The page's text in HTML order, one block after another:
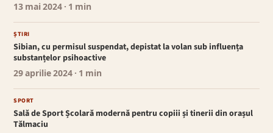
13 mai 2024 · 1 min
ȘTIRI
Sibian, cu permisul suspendat, depistat la volan sub influența
substanțelor psihoactive
29 aprilie 2024 · 1 min
SPORT
Sală de Sport Școlară modernă pentru copiii și tinerii din orașul
Tălmaciu